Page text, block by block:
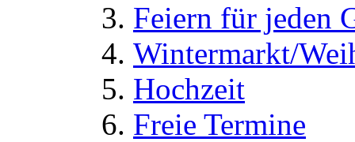
Feiern für jeden
Wintermarkt/
Hochzeit
Freie Termine